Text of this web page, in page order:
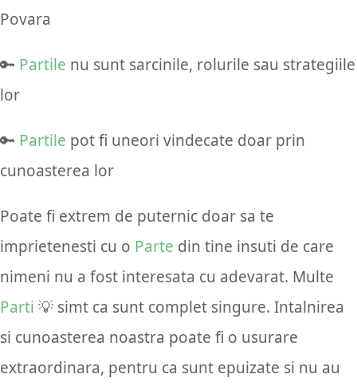
Povara
🔑 Partile nu sunt sarcinile, rolurile sau strategiile
lor
🔑 Partile pot fi uneori vindecate doar prin
cunoasterea lor
Poate fi extrem de puternic doar sa te
imprietenesti cu o Parte din tine insuti de care
nimeni nu a fost interesata cu adevarat. Multe
Parti 💡 simt ca sunt complet singure. Intalnirea
si cunoasterea noastra poate fi o usurare
extraordinara, pentru ca sunt epuizate si nu au